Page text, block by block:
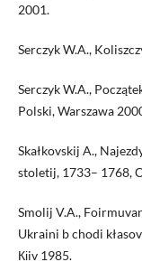
2001.
Serczyk W.A.,
Serczyk W.A.,
Polski, Warszawa
Skałkovskij A.,
stoletij, 1733– 1768,
Smolij V.A.,
Ukraini b chodi
Кіiv 1985.